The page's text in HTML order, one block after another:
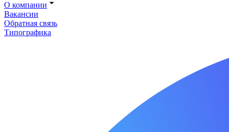
О компании
Вакансии
Обратная связь
Типографика